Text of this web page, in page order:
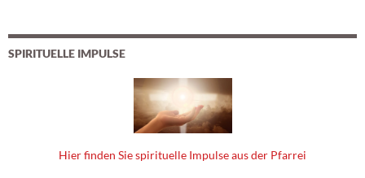
SPIRITUELLE IMPULSE
Hier finden Sie spirituelle Impulse aus der Pfarrei